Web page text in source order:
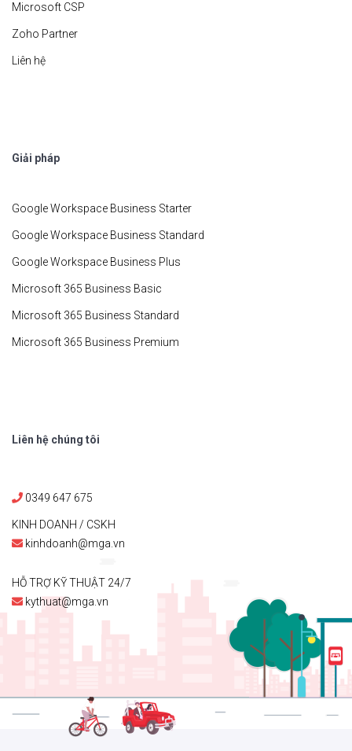
Microsoft CSP
Zoho Partner
Liên hệ
Giải pháp
Google Workspace Business Starter
Google Workspace Business Standard
Google Workspace Business Plus
Microsoft 365 Business Basic
Microsoft 365 Business Standard
Microsoft 365 Business Premium
Liên hệ chúng tôi
0349 647 675
KINH DOANH / CSKH
kinhdoanh@mga.vn
HỖ TRỢ KỸ THUẬT 24/7
kythuat@mga.vn